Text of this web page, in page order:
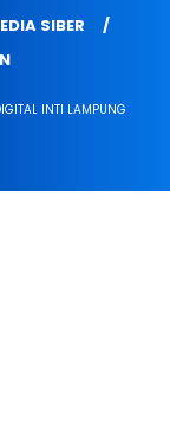
SIBER
INTI LAMPUNG